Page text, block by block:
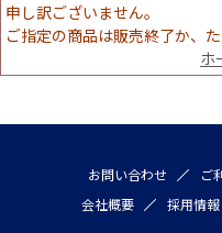
申し訳ございません。
ご指定の商品は販売終了か、
ホ
お問い合わせ ご
会社概要
採用情報